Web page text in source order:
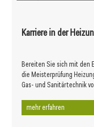
Karriere in der
Bereiten Sie sich mit den
die Meisterprüfung
Gas- und Sanitärtechnik
mehr erfahren